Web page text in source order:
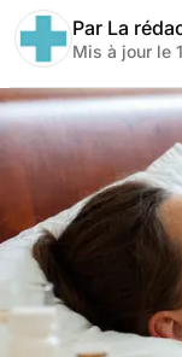
Par La
Mis à jour le